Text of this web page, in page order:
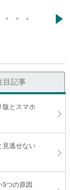
→
目記事
版とスマホ
見逃せない
つの原因